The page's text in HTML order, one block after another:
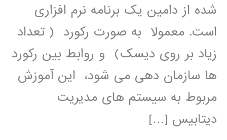
شده از دامین یک برنامه نرم افزاری
است. معمولا به صورت رکورد ( تعداد
زیاد بر روی دیسک) و روابط بین رکورد
ها سازمان دهی می شود، این آموزش
مربوط به سیستم های مدیریت
دیتابیس […]